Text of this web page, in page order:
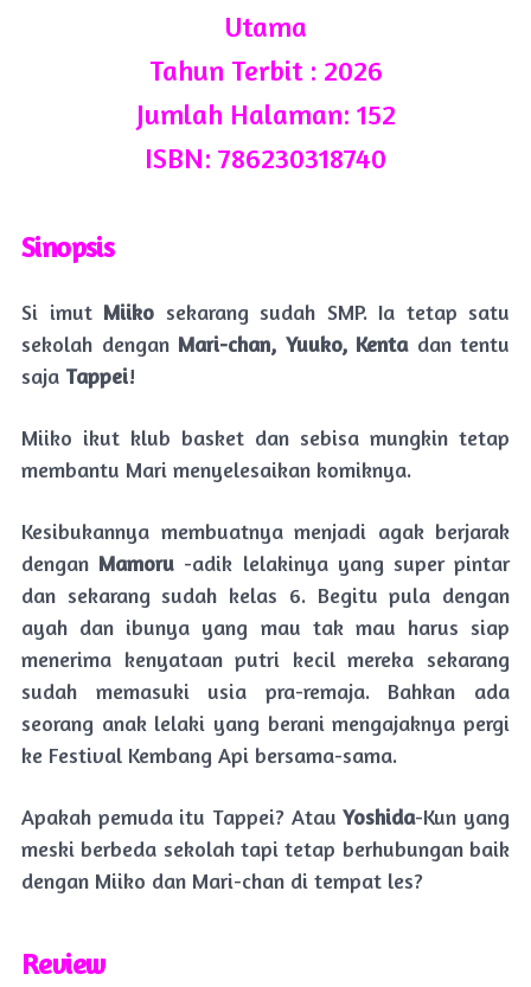
Utama
Tahun Terbit : 2026
Jumlah Halaman: 152
ISBN: 786230318740
Sinopsis
Si imut Miiko sekarang sudah SMP. Ia tetap satu
sekolah dengan Mari-chan, Yuuko, Kentadan tentu
saja Tappei!
Miiko ikut klub basket dan sebisa mungkin tetap
membantu Mari menyelesaikan komiknya.
Kesibukannya membuatnya menjadi agak berjarak
dengan Mamoru -adik lelakinya yang super pintar
dan sekarang sudah kelas 6. Begitu pula dengan
ayah dan ibunya yang mau tak mau harus siap
menerima kenyataan putri kecil mereka sekarang
sudah memasuki usia pra-remaja. Bahkan ada
seorang anak lelaki yang berani mengajaknya pergi
ke Festival Kembang Api bersama-sama.
Apakah pemuda itu Tappei? AtauYoshida-Kun yang
meski berbeda sekolah tapi tetap berhubungan baik
dengan Miiko dan Mari-chan di tempat les?
Review